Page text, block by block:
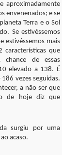
aproximadamente
envenenados; e se
Terra e o Sol
Se estivéssemos
estivéssemos mais
características que
de essas
elevado a 138. É
vezes seguidas.
a não ser que
de hoje diz que
surgiu por uma
acaso.